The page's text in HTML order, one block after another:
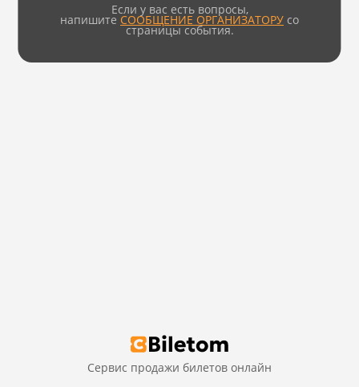
Если у вас есть вопросы,
напишите СООБЩЕНИЕ ОРГАНИЗАТОРУ со
страницы события.
Сервис продажи билетов онлайн